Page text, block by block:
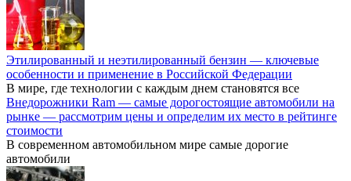
Этилированный и неэтилированный бензин — ключевые
особенности и применение в Российской Федерации
В мире, где технологии с каждым днем становятся все
Внедорожники Ram — самые дорогостоящие автомобили на
рынке — рассмотрим цены и определим их место в рейтинге
стоимости
В современном автомобильном мире самые дорогие
автомобили